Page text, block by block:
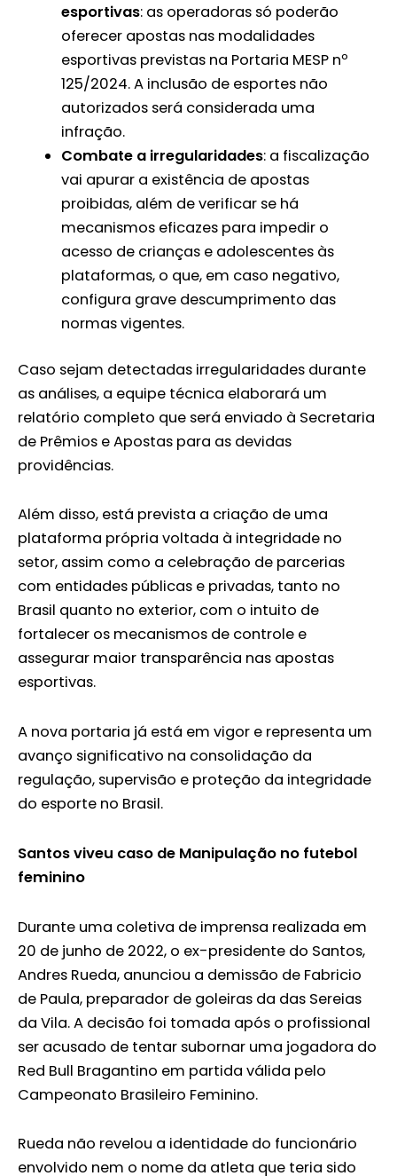
esportivas: as operadoras só poderão
oferecer apostas nas modalidades
esportivas previstas na Portaria MESP nº
125/2024. A inclusão de esportes não
autorizados será considerada uma
infração.
Combate a irregularidades: a fiscalização
vai apurar a existência de apostas
proibidas, além de verificar se há
mecanismos eficazes para impedir o
acesso de crianças e adolescentes às
plataformas, o que, em caso negativo,
configura grave descumprimento das
normas vigentes.
Caso sejam detectadas irregularidades durante
as análises, a equipe técnica elaborará um
relatório completo que será enviado à Secretaria
de Prêmios e Apostas para as devidas
providências.
Além disso, está prevista a criação de uma
plataforma própria voltada à integridade no
setor, assim como a celebração de parcerias
com entidades públicas e privadas, tanto no
Brasil quanto no exterior, com o intuito de
fortalecer os mecanismos de controle e
assegurar maior transparência nas apostas
esportivas.
A nova portaria já está em vigor e representa um
avanço significativo na consolidação da
regulação, supervisão e proteção da integridade
do esporte no Brasil.
Santos viveu caso de Manipulação no futebol
feminino
Durante uma coletiva de imprensa realizada em
20 de junho de 2022, o ex-presidente do Santos,
Andres Rueda, anunciou a demissão de Fabricio
de Paula, preparador de goleiras da das Sereias
da Vila. A decisão foi tomada após o profissional
ser acusado de tentar subornar uma jogadora do
Red Bull Bragantino em partida válida pelo
Campeonato Brasileiro Feminino.
Rueda não revelou a identidade do funcionário
envolvido nem o nome da atleta que teria sido